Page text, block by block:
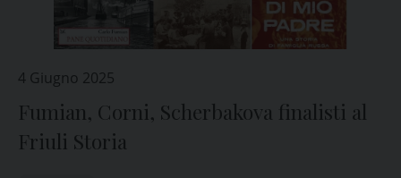
4 Giugno 2025
Fumian, Corni, Scherbakova finalisti al
Friuli Storia